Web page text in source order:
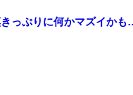
っぷりに何かマズイか